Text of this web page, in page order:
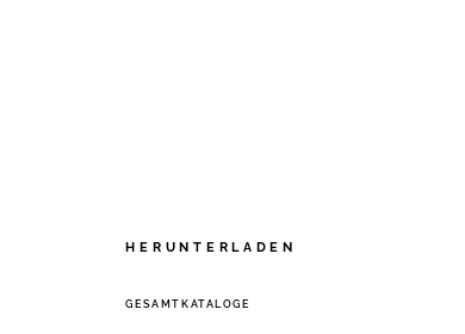
HERUNTERLADEN
GESAMTKATALOGE